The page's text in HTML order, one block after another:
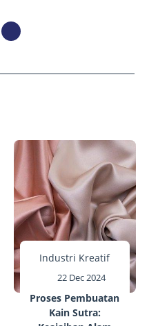
Industri Kreatif
22 Dec 2024
Proses Pembuatan
Kain Sutra: